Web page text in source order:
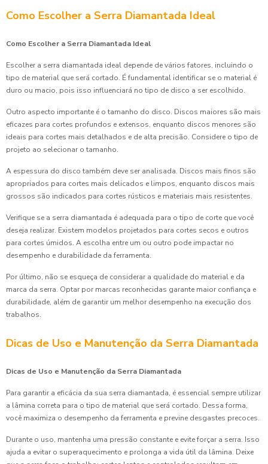
Como Escolher a Serra Diamantada Ideal
Como Escolher a Serra Diamantada Ideal
Escolher a serra diamantada ideal depende de vários fatores, incluindo o
tipo de material que será cortado. É fundamental identificar se o material é
duro ou macio, pois isso influenciará no tipo de disco a ser escolhido.
Outro aspecto importante é o tamanho do disco. Discos maiores são mais
eficazes para cortes profundos e extensos, enquanto discos menores são
ideais para cortes mais detalhados e de alta precisão. Considere o tipo de
projeto ao selecionar o tamanho.
A espessura do disco também deve ser analisada. Discos mais finos são
apropriados para cortes mais delicados e limpos, enquanto discos mais
grossos são indicados para cortes rústicos e materiais mais resistentes.
Verifique se a serra diamantada é adequada para o tipo de corte que você
deseja realizar. Existem modelos projetados para cortes secos e outros
para cortes úmidos. A escolha entre um ou outro pode impactar no
desempenho e durabilidade da ferramenta.
Por último, não se esqueça de considerar a qualidade do material e da
marca da serra. Optar por marcas reconhecidas garante maior confiança e
durabilidade, além de garantir um melhor desempenho na execução dos
trabalhos.
Dicas de Uso e Manutenção da Serra Diamantada
Dicas de Uso e Manutenção da Serra Diamantada
Para garantir a eficácia da sua serra diamantada, é essencial sempre utilizar
a lâmina correta para o tipo de material que será cortado. Dessa forma,
você maximiza o desempenho da ferramenta e previne desgastes precoces.
Durante o uso, mantenha uma pressão constante e evite forçar a serra. Isso
ajuda a evitar o superaquecimento e prolonga a vida útil da lâmina. Deixe